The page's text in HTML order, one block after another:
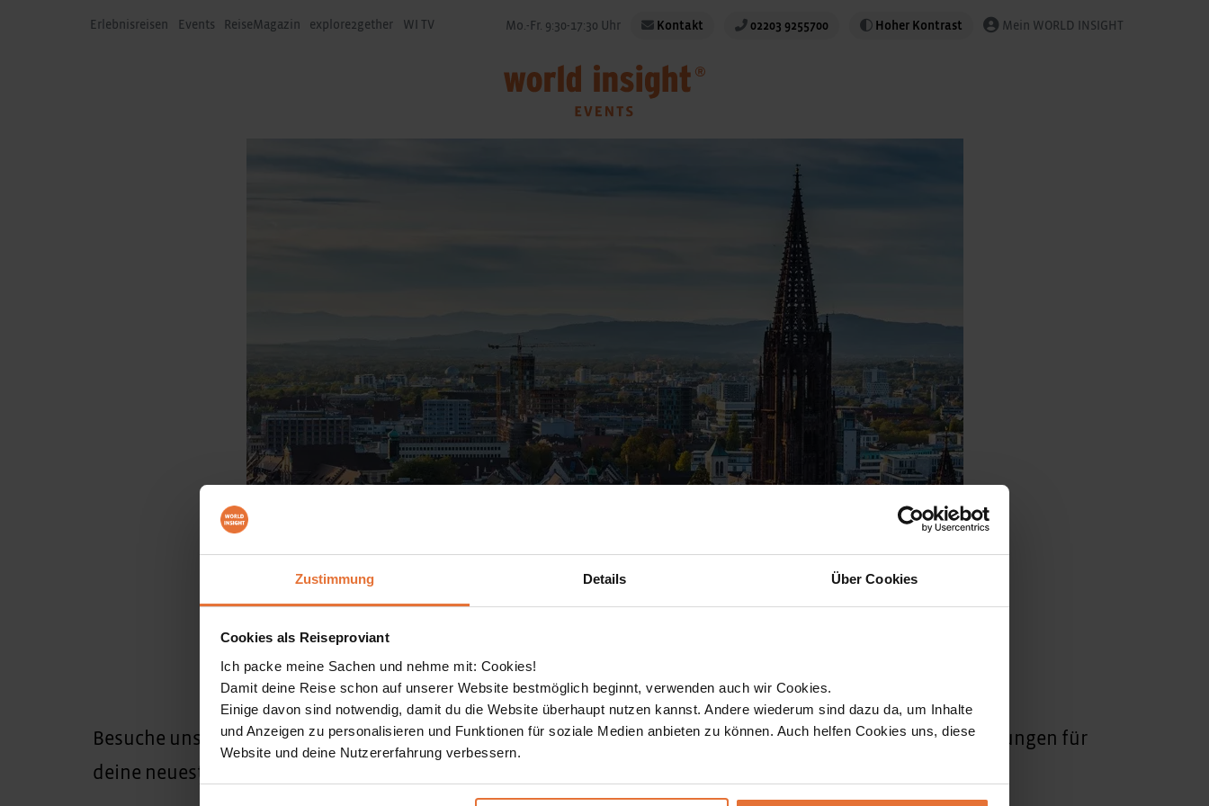
Zustimmung Details Über Cookies
Cookies als Reiseproviant
Ich packe meine Sachen und nehme mit: Cookies!
Damit deine Reise schon auf unserer Website bestmöglich beginnt, verwenden auch wir Cookies.
Einige davon sind notwendig, damit du die Website überhaupt nutzen kannst. Andere wiederum sind dazu da, um Inhalte
und Anzeigen zu personalisieren und Funktionen für soziale Medien anbieten zu können. Auch helfen Cookies uns, diese
Website und deine Nutzererfahrung verbessern.
Erlebnisreisen Events ReiseMagazin explore2gether WI TV Mo.-Fr. 9:30-17:30 Uhr Kontakt 02203 9255700 Hoher Kontrast Mein WORLD INSIGHT
Besuche uns vom28.01. - 31.01.2027an unseremMessestandim Konzerthaus Freiburg und hole dir Anregungen für
deine neuesten Entdeckungstouren weltweit.